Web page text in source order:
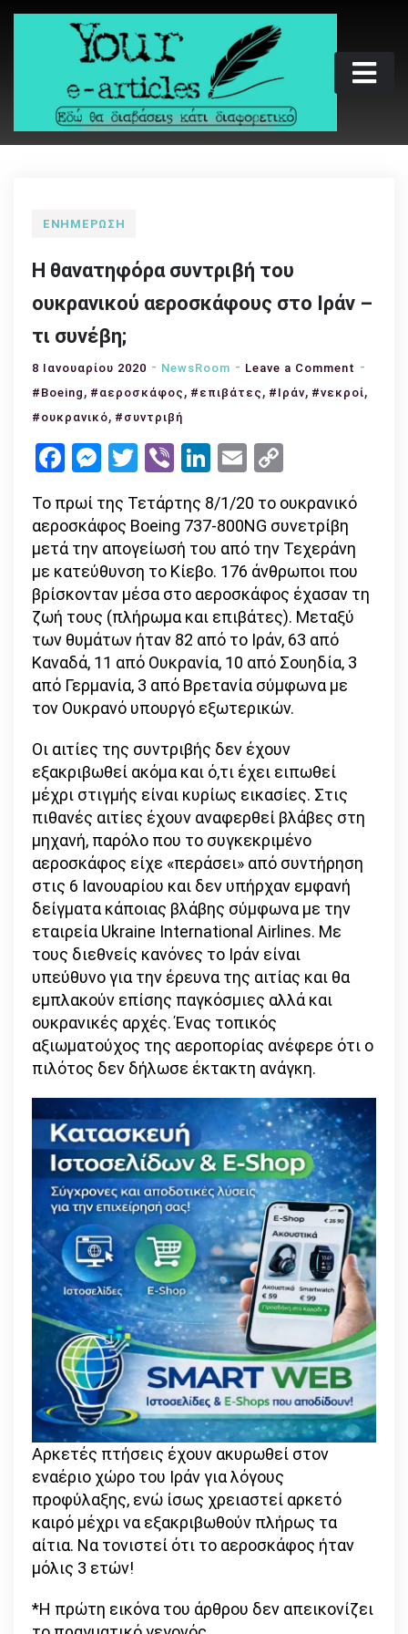
Skip
Your e-articles
Εδώ θα διαβάσεις κάτι διαφορετικό
ΕΝΗΜΈΡΩΣΗ
Η θανατηφόρα συντριβή του
ουκρανικού αεροσκάφους στο Ιράν –
τι συνέβη;
8 Ιανουαρίου 2020 NewsRoom Leave a Comment on
Η
Ιράν
–
τι
#Boeing , #αεροσκάφος , #επιβάτες , #Ιράν, #νεκροί,
#ουκρανικό, #συντριβή
Facebook
Messenger
Twitter
ViberLinkedIn
Email
Το πρωί της Τετάρτης 8/1/20 το ουκρανικό
αεροσκάφος Boeing 737-800NG συνετρίβη
μετά την απογείωσή του από την Τεχεράνη
με κατεύθυνση το Κίεβο. 176 άνθρωποι που
βρίσκονταν μέσα στο αεροσκάφος έχασαν τη
ζωή τους (πλήρωμα και επιβάτες). Μεταξύ
των θυμάτων ήταν 82 από το Ιράν, 63 από
Καναδά, 11 από Ουκρανία, 10 από Σουηδία, 3
από Γερμανία, 3 από Βρετανία σύμφωνα με
τον Ουκρανό υπουργό εξωτερικών.
Οι αιτίες της συντριβής δεν έχουν
εξακριβωθεί ακόμα και ό,τι έχει ειπωθεί
μέχρι στιγμής είναι κυρίως εικασίες. Στις
πιθανές αιτίες έχουν αναφερθεί βλάβες στη
μηχανή, παρόλο που το συγκεκριμένο
αεροσκάφος είχε «περάσει» από συντήρηση
στις 6 Ιανουαρίου και δεν υπήρχαν εμφανή
δείγματα κάποιας βλάβης σύμφωνα με την
εταιρεία Ukraine International Airlines. Με
τους διεθνείς κανόνες το Ιράν είναι
υπεύθυνο για την έρευνα της αιτίας και θα
εμπλακούν επίσης παγκόσμιες αλλά και
ουκρανικές αρχές. Ένας τοπικός
αξιωματούχος της αεροπορίας ανέφερε ότι ο
πιλότος δεν δήλωσε έκτακτη ανάγκη.
Αρκετές πτήσεις έχουν ακυρωθεί στον
εναέριο χώρο του Ιράν για λόγους
προφύλαξης, ενώ ίσως χρειαστεί αρκετό
καιρό μέχρι να εξακριβωθούν πλήρως τα
αίτια. Να τονιστεί ότι το αεροσκάφος ήταν
μόλις 3 ετών!
*Η πρώτη εικόνα του άρθρου δεν απεικονίζει